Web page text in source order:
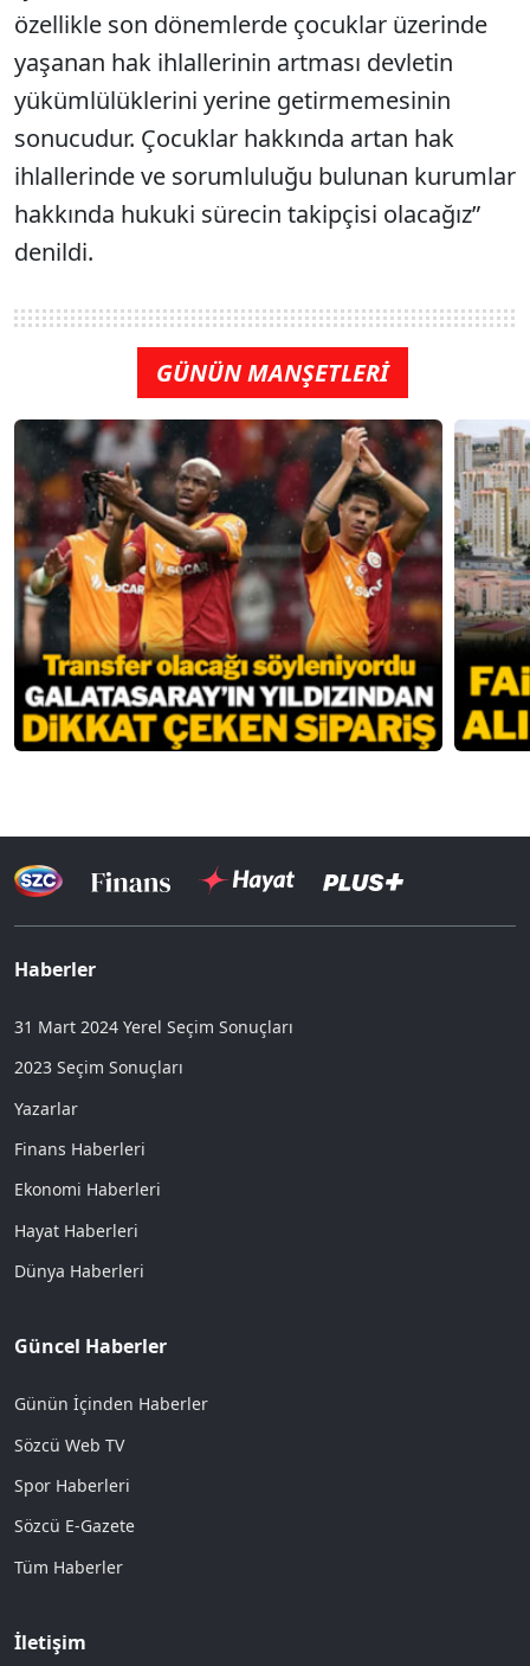
özellikle son dönemlerde çocuklar üzerinde
yaşanan hak ihlallerinin artması devletin
yükümlülüklerini yerine getirmemesinin
sonucudur. Çocuklar hakkında artan hak
ihlallerinde ve sorumluluğu bulunan kurumlar
hakkında hukuki sürecin takipçisi olacağız”
denildi.
GÜNÜN MANŞETLERİ
Haberler
31 Mart 2024 Yerel Seçim Sonuçları
2023 Seçim Sonuçları
Yazarlar
Finans Haberleri
Ekonomi Haberleri
Hayat Haberleri
Dünya Haberleri
Güncel Haberler
Günün İçinden Haberler
Sözcü Web TV
Spor Haberleri
Sözcü E-Gazete
Tüm Haberler
İletişim